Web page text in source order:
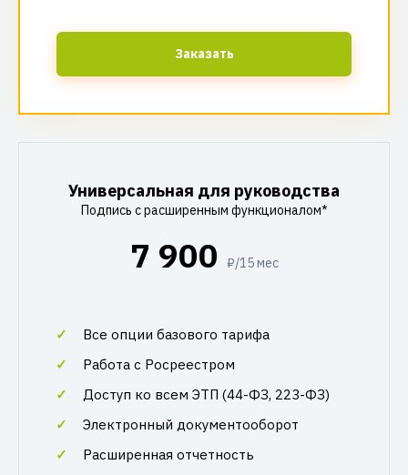
Заказать
Универсальная для руководства
Подпись с расширенным функционалом*
7 900 ₽/15 мес
Все опции базового тарифа
Работа с Росреестром
Доступ ко всем ЭТП (44-ФЗ, 223-ФЗ)
Электронный документооборот
Расширенная отчетность